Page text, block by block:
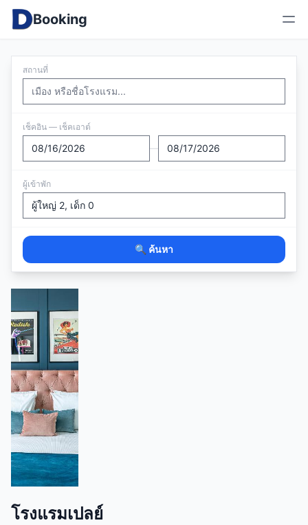
Booking
สถานที่
เช็คอิน — เช็คเอาต์
—
ผู้เข้าพัก
🔍 ค้นหา
โรงแรมเปลย์